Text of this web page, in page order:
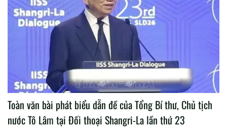
Toàn văn bài phát biểu dẫn đề của Tổng Bí thư, Chủ tịch
nước Tô Lâm tại Đối thoại Shangri-La lần thứ 23